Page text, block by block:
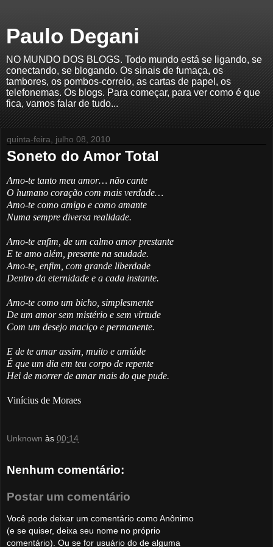
Paulo Degani
NO MUNDO DOS BLOGS. Todo mundo está se ligando, se
conectando, se blogando. Os sinais de fumaça, os
tambores, os pombos-correio, as cartas de papel, os
telefonemas. Os blogs. Para começar, para ver como é que
fica, vamos falar de tudo...
quinta-feira, julho 08, 2010
Soneto do Amor Total
Amo-te tanto meu amor… não cante
O humano coração com mais verdade…
Amo-te como amigo e como amante
Numa sempre diversa realidade.
Amo-te enfim, de um calmo amor prestante
E te amo além, presente na saudade.
Amo-te, enfim, com grande liberdade
Dentro da eternidade e a cada instante.
Amo-te como um bicho, simplesmente
De um amor sem mistério e sem virtude
Com um desejo maciço e permanente.
E de te amar assim, muito e amiúde
É que um dia em teu corpo de repente
Hei de morrer de amar mais do que pude.
Vinícius de Moraes
Unknown às 00:14
Nenhum comentário:
Postar um comentário
Você pode deixar um comentário como Anônimo
(e se quiser, deixa seu nome no próprio
comentário). Ou se for usuário do de alguma